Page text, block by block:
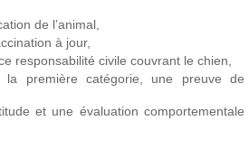
de l’animal,
à jour,
responsabilité civile couvrant le chien,
première catégorie, une preuve de
et une évaluation comportementale